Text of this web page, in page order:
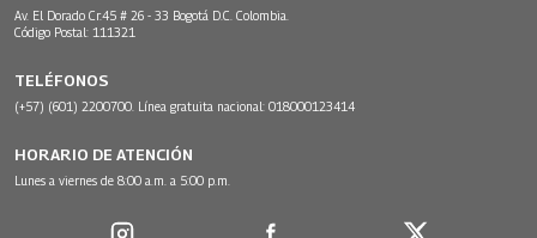
Av. El Dorado Cr.45 # 26 - 33 Bogotá D.C. Colombia.
Código Postal: 111321
TELÉFONOS
(+57) (601) 2200700. Línea gratuita nacional: 018000123414
HORARIO DE ATENCIÓN
Lunes a viernes de 8:00 a.m. a 5:00 p.m.